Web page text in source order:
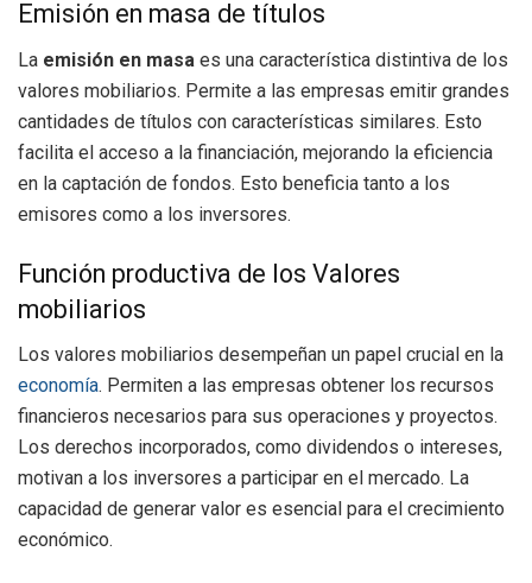
Emisión en masa de títulos
La emisión en masa es una característica distintiva de los
valores mobiliarios. Permite a las empresas emitir grandes
cantidades de títulos con características similares. Esto
facilita el acceso a la financiación, mejorando la eficiencia
en la captación de fondos. Esto beneficia tanto a los
emisores como a los inversores.
Función productiva de los Valores
mobiliarios
Los valores mobiliarios desempeñan un papel crucial en la
economía. Permiten a las empresas obtener los recursos
financieros necesarios para sus operaciones y proyectos.
Los derechos incorporados, como dividendos o intereses,
motivan a los inversores a participar en el mercado. La
capacidad de generar valor es esencial para el crecimiento
económico.